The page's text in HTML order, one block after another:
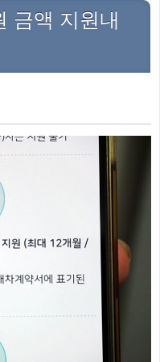
금액 지원내